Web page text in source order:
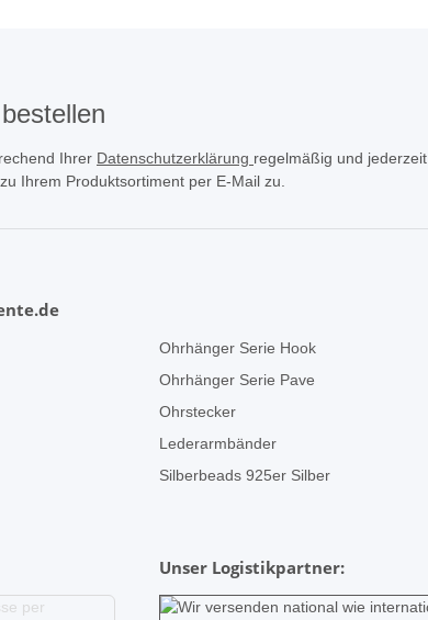
Ihrer Datenschutzerklärung regelmäßig und jederzeit
Ihrem Produktsortiment per E-Mail zu.
Ohrhänger Serie Hook
Ohrhänger Serie Pave
Ohrstecker
Lederarmbänder
Silberbeads 925er Silber
Unser Logistikpartner: